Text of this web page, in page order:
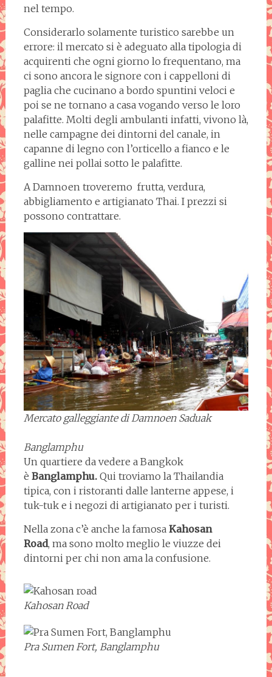
nel tempo.
Considerarlo solamente turistico sarebbe un
errore: il mercato si è adeguato alla tipologia di
acquirenti che ogni giorno lo frequentano, ma
ci sono ancora le signore con i cappelloni di
paglia che cucinano a bordo spuntini veloci e
poi se ne tornano a casa vogando verso le loro
palafitte. Molti degli ambulanti infatti, vivono là,
nelle campagne dei dintorni del canale, in
capanne di legno con l’orticello a fianco e le
galline nei pollai sotto le palafitte.
A Damnoen troveremo frutta, verdura,
abbigliamento e artigianato Thai. I prezzi si
possono contrattare.
Mercato galleggiante di Damnoen Saduak
Banglamphu
Un quartiere da vedere a Bangkok
è Banglamphu.Qui troviamo la Thailandia
tipica, con i ristoranti dalle lanterne appese, i
tuk-tuk e i negozi di artigianato per i turisti.
Nella zona c’è anche la famosa Kahosan
Road, ma sono molto meglio le viuzze dei
dintorni per chi non ama la confusione.
Kahosan Road
Pra Sumen Fort, Banglamphu